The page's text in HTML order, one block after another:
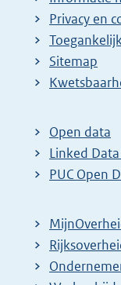
Privacy en
Sitemap
E
t
e
r
l
i
n
Open data
Linked
PUC Open
E
x
E